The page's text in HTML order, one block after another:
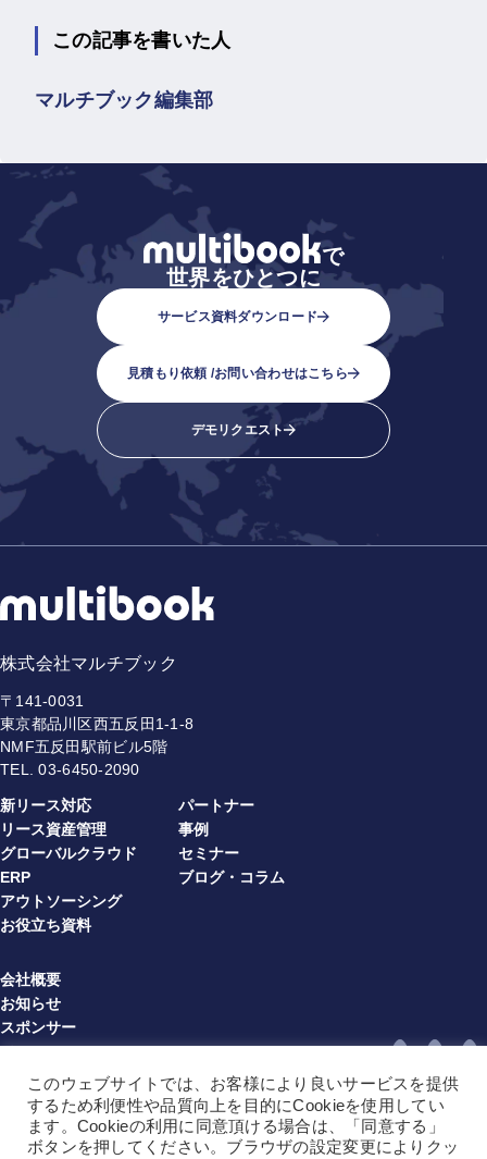
この記事を書いた人
マルチブック編集部
で
世界をひとつに
サービス資料ダウンロード
見積もり依頼 /お問い合わせはこちら
デモリクエスト
株式会社マルチブック
〒141-0031
東京都品川区西五反田1-1-8
NMF五反田駅前ビル5階
TEL.03-6450-2090
新リース対応
リース資産管理
グローバルクラウド
ERP
アウトソーシング
お役立ち資料
パートナー
事例
セミナー
ブログ・コラム
会社概要
お知らせ
スポンサー
情報セキュリティ方針
利用規約（multibook）（JA）
利用規約（multibook）（EN）
利用規約（BPO）（JA）
このウェブサイトでは、お客様により良いサービスを提供
するため利便性や品質向上を目的にCookieを使用してい
ます。Cookieの利用に同意頂ける場合は、「同意する」
ボタンを押してください。ブラウザの設定変更によりクッ